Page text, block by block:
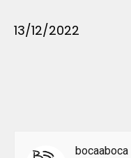
13/12/2022
bocaaboca